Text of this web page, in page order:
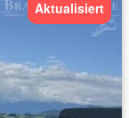
Aktualisiert